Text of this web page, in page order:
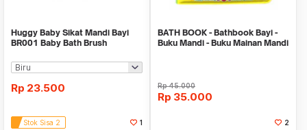
Huggy Baby Sikat Mandi Bayi
BR001 Baby Bath Brush
Rp 23.500
Stok Sisa 2 1
BATH BOOK - Bathbook Bayi -
Buku Mandi - Buku Mainan Mandi
Rp45.000
Rp 35.000
2